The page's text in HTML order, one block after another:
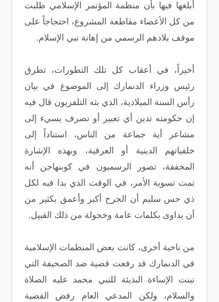
أبلغها فيها بأن منظمة المؤتمر الإسلامي طلبت
من كل الأعضاء مقاطعة المشروع، احتجاجاً على
موقف بلادهم الرسمي من إهانة نبي الإسلام.
أخيراً، في أعقاب كل تلك التطورات، تطرق
رئيس وزراء الدنمارك إلى الموضوع في بيان
رأس السنة الميلادية، الذي بثه التلفزيون قال فيه
إن حكومته تدين أي تعبير أو تصرف يسيء إلى
مشاعر أية جماعة من الناس، استناداً إلى
خلفياتهم الدينية أو العرقية، وبهذه الإشارة
المخففة، تصور الرسميون في كوبنهاجن أنه
تمت تسوية الأمر، في الوقت الذي بدا فيه لكل
ذي حس سليم أن الجرح أكبر وأعمق بكثير من
أن يداوى بكلمات عامة وخجولة من ذلك القبيل.
من ناحية أخرى، كانت بعض المنظمات الإسلامية
في الدنمارك قد رفعت قضية ضد الصحيفة التي
تبنت الإساءة البذيئة للنبي محمد عليه الصلاة
والسلام، ولكن المدعي العام رفض القضية